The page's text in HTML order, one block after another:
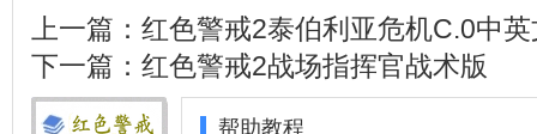
上一篇： 红色警戒2泰伯利亚危机C.0中
下一篇： 红色警戒2战场指挥官战术版
帮助教程